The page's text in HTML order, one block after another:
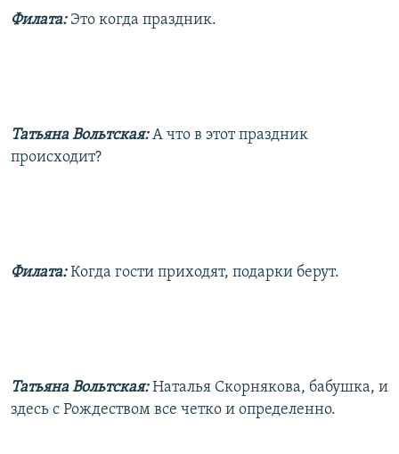
Филата: Это когда праздник.
Татьяна Вольтская:А что в этот праздник
происходит?
Филата:Когда гости приходят, подарки берут.
Татьяна Вольтская:Наталья Скорнякова, бабушка, и
здесь с Рождеством все четко и определенно.